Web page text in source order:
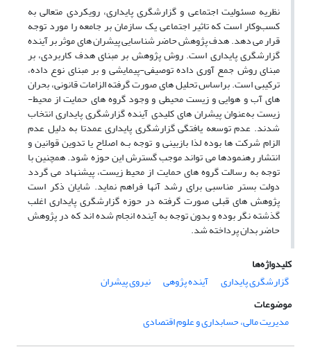
نظریه مسئولیت اجتماعی و گزارشگری پایداری، رویکردی متعالی به
کسب‌وکار است که تاثیر اجتماعی یک سازمان بر جامعه را مورد توجه
قرار می دهد. هدف پژوهش حاضر شناسایی پیشران های موثر بر آینده
گزارشگری پایداری است. روش پژوهش بر مبنای هدف کاربردی، بر
مبنای روش جمع آوری داده توصیفی-پیمایشی و بر مبنای نوع داده،
ترکیبی است. براساس تحلیل های صورت گرفته الزامات قانونی، بحران
های آب و هوایی و زیست محیطی و وجود گروه های حمایت از محیط-
زیست به‌عنوان پیشران های کلیدی آینده گزارشگری پایداری انتخاب
شدند. عدم توسعه یافتگی گزارشگری پایداری عمدتا به دلیل عدم
الزام شرکت ها بوده لذا بازبینی و توجه بـه اصلاح یا تدوین قوانین و
انتشار رهنمودها می تواند موجب گسترش این حوزه شود. همچنین با
توجه به رسالت گروه های حمایت از محیط زیست، پیشنهاد می گردد
دولت بستر مناسبی برای رشد آنها فراهم نماید. شایان ذکر است
پژوهش های قبلی صورت گرفته در حوزه گزارشگری پایداری اغلب
گذشته نگر بوده و بدون توجه به آینده انجام شده اند که در پژوهش
حاضر بدان پرداخته شد.
کلیدواژه‌ها
گزارشگری پایداری
آینده پژوهی
نیروی پیشران
موضوعات
مدیریت مالی، حسابداری و علوم اقتصادی